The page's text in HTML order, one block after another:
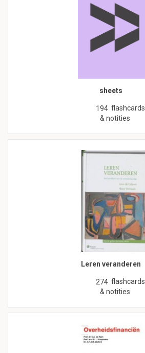
sheets
194 flashcards
& notities
Leren veranderen
274 flashcards
& notities